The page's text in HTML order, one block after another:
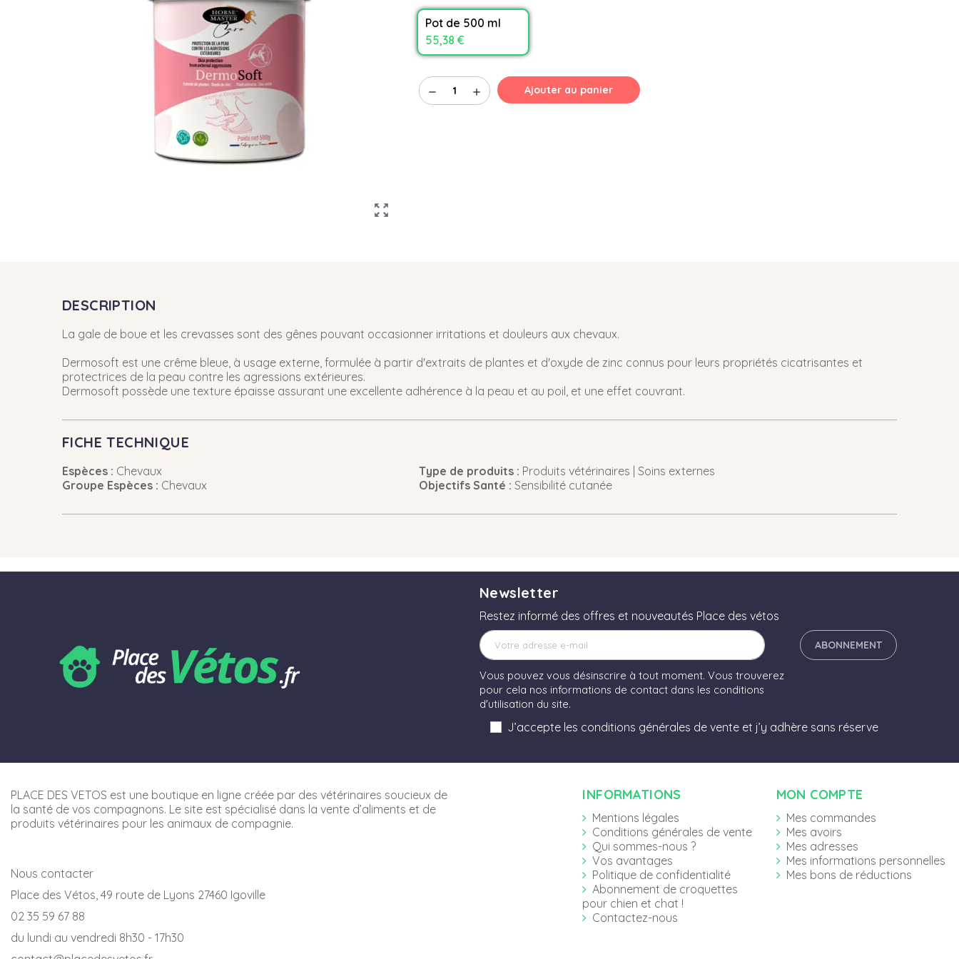
zoom_out_map
Pot de 500 ml
55,38 €
remove add Ajouter au panier
DESCRIPTION
La gale de boue et les crevasses sont des gênes pouvant occasionner irritations et douleurs aux chevaux.
Dermosoft est une crême bleue, à usage externe, formulée à partir d'extraits de plantes et d'oxyde de zinc connus pour leurs propriétés cicatrisantes et
protectrices de la peau contre les agressions extérieures.
Dermosoft possède une texture épaisse assurant une excellente adhérence à la peau et au poil, et une effet couvrant.
FICHE TECHNIQUE
Espèces : Chevaux Type de produits : Produits vétérinaires | Soins externes
Groupe Espèces : Chevaux Objectifs Santé : Sensibilité cutanée
Newsletter
Restez informé des offres et nouveautés Place des vétos
ABONNEMENT
Vous pouvez vous désinscrire à tout moment. Vous trouverez
pour cela nos informations de contact dans les conditions
d'utilisation du site.
J’accepte les conditions générales de vente et j’y adhère sans réserve
PLACE DES VETOS est une boutique en ligne créée par des vétérinaires soucieux de
la santé de vos compagnons. Le site est spécialisé dans la vente d’aliments et de
produits vétérinaires pour les animaux de compagnie.
Nous contacter
Place des Vétos, 49 route de Lyons 27460 Igoville
02 35 59 67 88
du lundi au vendredi 8h30 - 17h30
INFORMATIONS
Mentions légales
Conditions générales de vente
Qui sommes-nous ?
Vos avantages
Politique de confidentialité
Abonnement de croquettes
pour chien et chat !
Contactez-nous
MON COMPTE
Mes commandes
Mes avoirs
Mes adresses
Mes informations personnelles
Mes bons de réductions